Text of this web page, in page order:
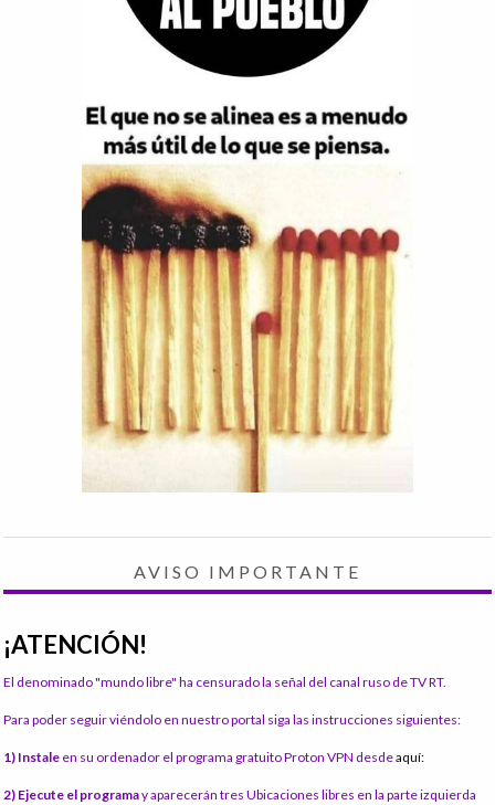
AVISO IMPORTANTE
¡ATENCIÓN!
El denominado "mundo libre" ha censurado la señal del canal ruso de TV RT.
Para poder seguir viéndolo en nuestro portal siga las instrucciones siguientes:
1) Instale en su ordenador el programa gratuito Proton VPN desdeaquí:
2) Ejecute el programay aparecerán tres Ubicaciones libres en la parte izquierda